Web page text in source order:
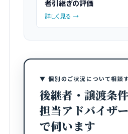
者引継ぎの評価
詳しく見る →
▼ 個別のご状況について相談
後継者・譲渡条件
担当アドバイザ
で伺います